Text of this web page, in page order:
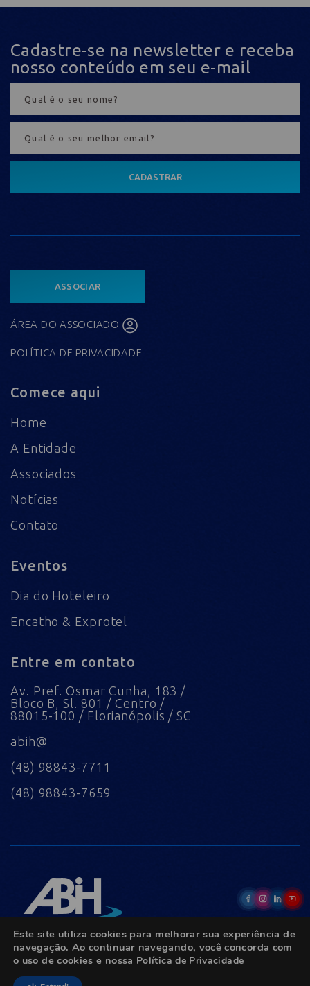
Cadastre-se na newsletter e receba
nosso conteúdo em seu e-mail
CADASTRAR
ASSOCIAR
ÁREA DO ASSOCIADO
POLÍTICA DE PRIVACIDADE
Comece aqui
Home
A Entidade
Associados
Notícias
Contato
Eventos
Dia do Hoteleiro
Encatho & Exprotel
Entre em contato
Av. Pref. Osmar Cunha, 183 /
Bloco B, Sl. 801 / Centro /
88015-100 / Florianópolis / SC
abih@
(48) 98843-7711
(48) 98843-7659
© Copyright 2022 - Todos os direitos reservados.
Este site utiliza cookies para melhorar sua experiência de
navegação. Ao continuar navegando, você concorda com
o uso de cookies e nossa Política de Privacidade